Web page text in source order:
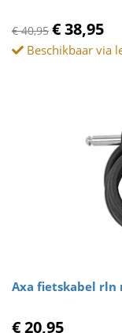
€ 40,95 € 38,95
Beschikbaar via
Axa fietskabel rln
€ 20,95